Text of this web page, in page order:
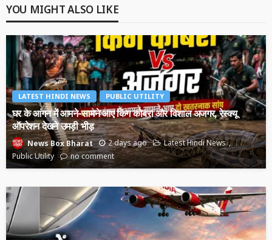
YOU MIGHT ALSO LIKE
LATEST HINDI NEWS PUBLIC UTILITY
घर के आंगन में आमने-सामने आए किंग कोबरा और विशाल अजगर, रेस्क्यू
ऑपरेशन देखने उमड़ी भीड़
News Box Bharat 2 days ago
Latest Hindi News
Public Utility
no comment